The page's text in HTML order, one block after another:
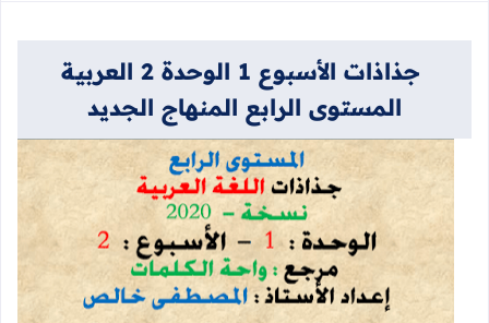
جذاذات الأسبوع 1 الوحدة 2 العربية
المستوى الرابع المنهاج الجديد